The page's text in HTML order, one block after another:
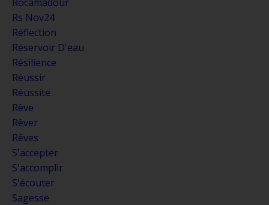
Rs Nov24
Réflection
Réservoir D'eau
Résilience
Réussir
Réussite
Rêve
Rêver
Rêves
S'accepter
S'accomplir
S'écouter
Sagesse